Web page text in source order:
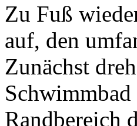
Zu Fuß
auf, den
Zunächst
Randbereich